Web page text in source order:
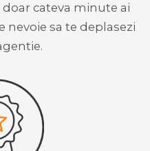
cateva minute ai
nevoie sa te deplasezi